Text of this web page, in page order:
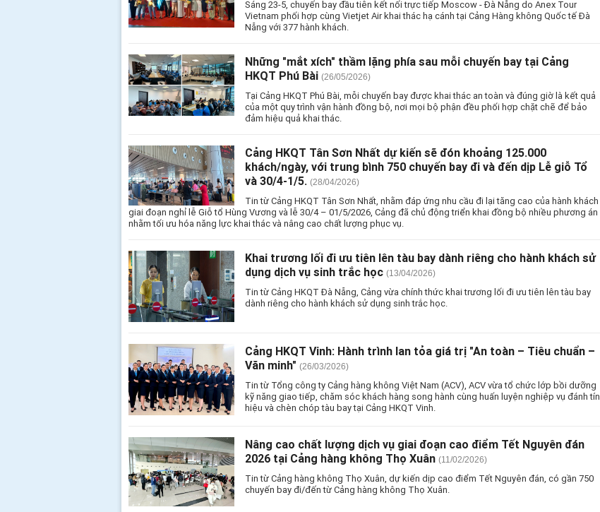
Sáng 23-5, chuyến bay đầu tiên kết nối trực tiếp Moscow - Đà Nẵng do Anex Tour
Vietnam phối hợp cùng Vietjet Air khai thác hạ cánh tại Cảng Hàng không Quốc tế Đà
Nẵng với 377 hành khách.
Những "mắt xích" thầm lặng phía sau mỗi chuyến bay tại Cảng
HKQT Phú Bài (26/05/2026)
Tại Cảng HKQT Phú Bài, mỗi chuyến bay được khai thác an toàn và đúng giờ là kết quả
của một quy trình vận hành đồng bộ, nơi mọi bộ phận đều phối hợp chặt chẽ để bảo
đảm hiệu quả khai thác.
Cảng HKQT Tân Sơn Nhất dự kiến sẽ đón khoảng 125.000
khách/ngày, với trung bình 750 chuyến bay đi và đến dịp Lễ giỗ Tổ
và 30/4-1/5. (28/04/2026)
Tin từ Cảng HKQT Tân Sơn Nhất, nhằm đáp ứng nhu cầu đi lại tăng cao của hành khách
giai đoạn nghỉ lễ Giỗ tổ Hùng Vương và lễ 30/4 – 01/5/2026, Cảng đã chủ động triển khai đồng bộ nhiều phương án
nhằm tối ưu hóa năng lực khai thác và nâng cao chất lượng phục vụ.
Khai trương lối đi ưu tiên lên tàu bay dành riêng cho hành khách sử
dụng dịch vụ sinh trắc học (13/04/2026)
Tin từ Cảng HKQT Đà Nẵng, Cảng vừa chính thức khai trương lối đi ưu tiên lên tàu bay
dành riêng cho hành khách sử dụng sinh trắc học.
Cảng HKQT Vinh: Hành trình lan tỏa giá trị "An toàn – Tiêu chuẩn –
Văn minh" (26/03/2026)
Tin từ Tổng công ty Cảng hàng không Việt Nam (ACV), ACV vừa tổ chức lớp bồi dưỡng
kỹ năng giao tiếp, chăm sóc khách hàng song hành cùng huấn luyện nghiệp vụ đánh tín
hiệu và chèn chóp tàu bay tại Cảng HKQT Vinh.
Nâng cao chất lượng dịch vụ giai đoạn cao điểm Tết Nguyên đán
2026 tại Cảng hàng không Thọ Xuân (11/02/2026)
Tin từ Cảng hàng không Thọ Xuân, dự kiến dịp cao điểm Tết Nguyên đán, có gần 750
chuyến bay đi/đến từ Cảng hàng không Thọ Xuân.